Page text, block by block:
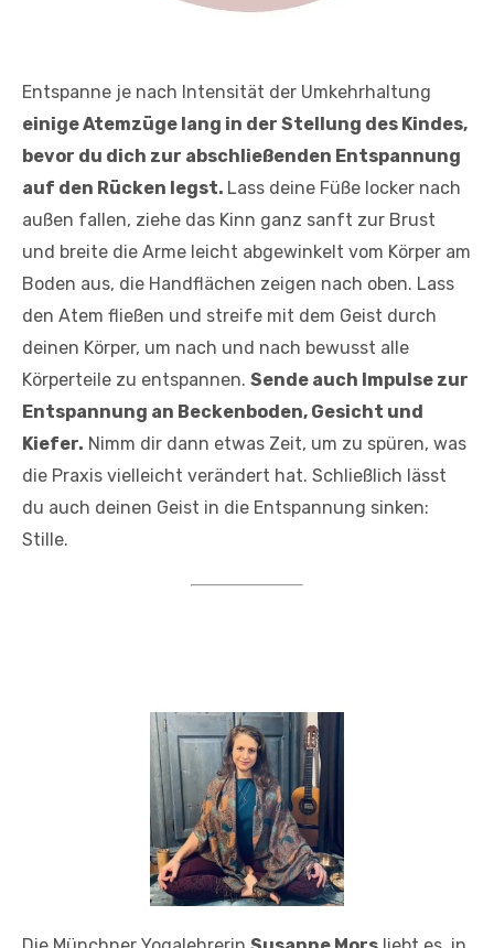
Entspanne je nach Intensität der Umkehrhaltung
einige Atemzüge lang in der Stellung des Kindes,
bevor du dich zur abschließenden Entspannung
auf den Rücken legst. Lass deine Füße locker nach
außen fallen, ziehe das Kinn ganz sanft zur Brust
und breite die Arme leicht abgewinkelt vom Körper am
Boden aus, die Handflächen zeigen nach oben. Lass
den Atem fließen und streife mit dem Geist durch
deinen Körper, um nach und nach bewusst alle
Körperteile zu entspannen. Sende auch Impulse zur
Entspannung an Beckenboden, Gesicht und
Kiefer. Nimm dir dann etwas Zeit, um zu spüren, was
die Praxis vielleicht verändert hat. Schließlich lässt
du auch deinen Geist in die Entspannung sinken:
Stille.